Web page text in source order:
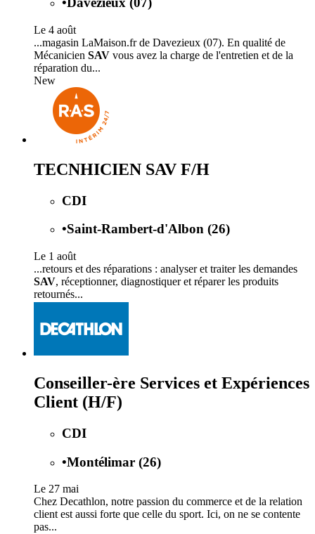
Le 4 août
...magasin LaMaison.fr de Davezieux (07). En qualité de
Mécanicien SAV vous avez la charge de l'entretien et de la
réparation du...
New
TECNHICIEN SAV F/H
CDI
•Saint-Rambert-d'Albon (26)
Le 1 août
...retours et des réparations : analyser et traiter les demandes
SAV, réceptionner, diagnostiquer et réparer les produits
retournés...
Conseiller-ère Services et Expériences
Client (H/F)
CDI
•Montélimar (26)
Le 27 mai
Chez Decathlon, notre passion du commerce et de la relation
client est aussi forte que celle du sport. Ici, on ne se contente
pas...